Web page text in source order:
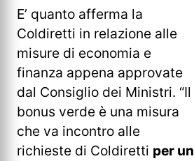
E’ quanto afferma la
Coldiretti in relazione alle
misure di economia e
finanza appena approvate
dal Consiglio dei Ministri. “Il
bonus verde è una misura
che va incontro alle
richieste di Coldiretti per un